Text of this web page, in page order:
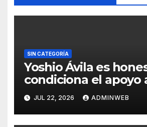
SIN CATEGORÍA
Yoshio Ávila es
condiciona el apoyo
figura política por una
candidatura
JUL 22, 2026 ADMINWEB